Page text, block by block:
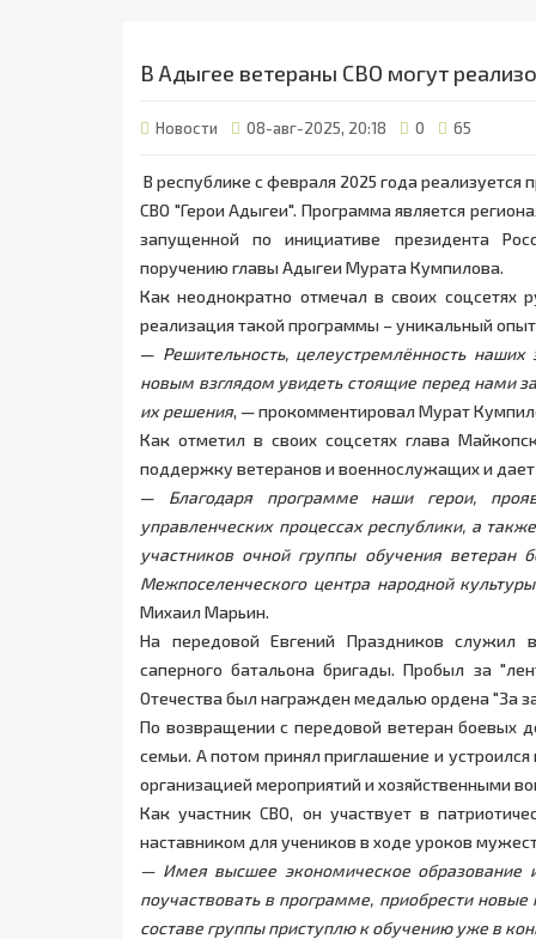
В Адыгее ветераны СВО могут
Новости 08-авг-2025, 20:18 0 65
В республике с февраля 2025 года
СВО "Герои Адыгеи". Программа является
запущенной по инициативе президента
поручению главы Адыгеи Мурата Кумпилова.
Как неоднократно отмечал в своих соцсетях
реализация такой программы – уникальный
— Решительность, целеустремлённость
новым взглядом увидеть стоящие перед нами
их решения, — прокомментировал Мурат
Как отметил в своих соцсетях глава
поддержку ветеранов и военнослужащих и
— Благодаря программе наши герои,
управленческих процессах республики, а
участников очной группы обучения ветеран
Межпоселенческого центра народной
Михаил Марьин.
На передовой Евгений Праздников служил
саперного батальона бригады. Пробыл за
Отечества был награжден медалью ордена "За
По возвращении с передовой ветеран боевых
семьи. А потом принял приглашение и
организацией мероприятий и хозяйственными
Как участник СВО, он участвует в
наставником для учеников в ходе уроков
— Имея высшее экономическое образование
поучаствовать в программе, приобрести
составе группы приступлю к обучению уже в